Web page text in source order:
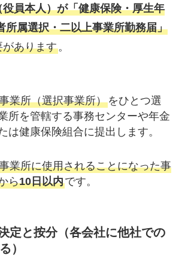
員本人）が「健康保険・厚生年
所属選択・二以上事業所勤務届」
があります。
業所（選択事業所）をひとつ選
所を管轄する事務センターや年金
は健康保険組合に提出します。
業所に使用されることになった事
ら10日以内です。
定と按分（各会社に他社での
）